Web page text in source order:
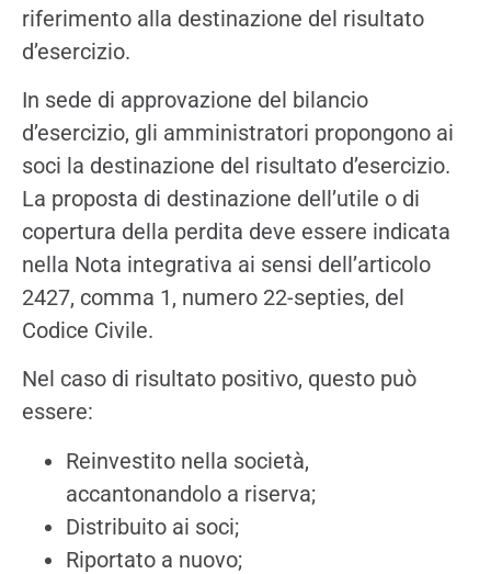
riferimento alla destinazione del risultato
d’esercizio.
In sede di approvazione del bilancio
d’esercizio, gli amministratori propongono ai
soci la destinazione del risultato d’esercizio.
La proposta di destinazione dell’utile o di
copertura della perdita deve essere indicata
nella Nota integrativa ai sensi dell’articolo
2427, comma 1, numero 22-septies, del
Codice Civile.
Nel caso di risultato positivo, questo può
essere:
Reinvestito nella società,
accantonandolo a riserva;
Distribuito ai soci;
Riportato a nuovo;